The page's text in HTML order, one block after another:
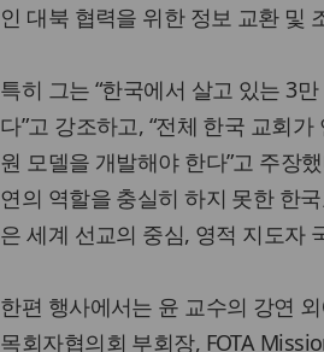
인 대북 협력을 위한 정보 교환 및
특히 그는 “한국에서 살고 있는 3
다”고 강조하고, “전체 한국 교회
원 모델을 개발해야 한다”고 주장
연의 역할을 충실히 하지 못한 한
은 세계 선교의 중심, 영적 지도자
한편 행사에서는 윤 교수의 강연
목회자협의회 부회장, FOTA